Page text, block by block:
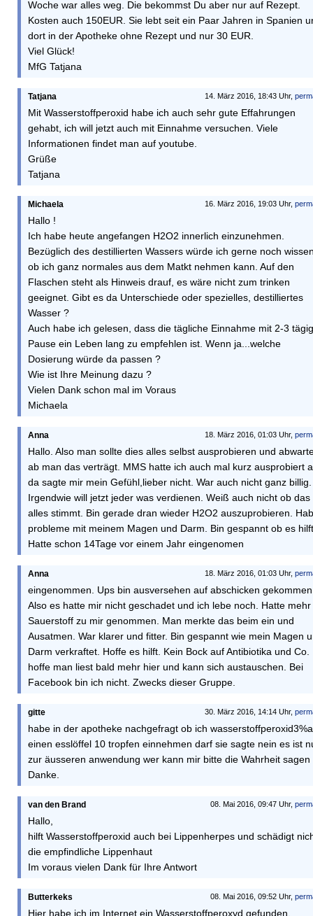
Woche war alles weg. Die bekommst Du aber nur auf Rezept.
Kosten auch 150EUR. Sie lebt seit ein Paar Jahren in Spanien
dort in der Apotheke ohne Rezept und nur 30 EUR.
Viel Glück!
MfG Tatjana
14. März 2016, 18:43 Uhr,
Tatjana
Mit Wasserstoffperoxid habe ich auch sehr gute Effahrungen
gehabt, ich will jetzt auch mit Einnahme versuchen. Viele
Informationen findet man auf youtube.
Grüße
Tatjana
16. März 2016, 19:03 Uhr,
Michaela
Hallo !
Ich habe heute angefangen H2O2 innerlich einzunehmen.
Bezüglich des destillierten Wassers würde ich gerne noch
ob ich ganz normales aus dem Matkt nehmen kann. Auf den
Flaschen steht als Hinweis drauf, es wäre nicht zum trinken
geeignet. Gibt es da Unterschiede oder spezielles, destilliertes
Wasser ?
Auch habe ich gelesen, dass die tägliche Einnahme mit 2-3
Pause ein Leben lang zu empfehlen ist. Wenn ja...welche
Dosierung würde da passen ?
Wie ist Ihre Meinung dazu ?
Vielen Dank schon mal im Voraus
Michaela
18. März 2016, 01:03 Uhr,
Anna
Hallo. Also man sollte dies alles selbst ausprobieren und
ab man das verträgt. MMS hatte ich auch mal kurz ausprobiert
da sagte mir mein Gefühl,lieber nicht. War auch nicht ganz billig.
Irgendwie will jetzt jeder was verdienen. Weiß auch nicht ob das
alles stimmt. Bin gerade dran wieder H2O2 auszuprobieren. Hab
probleme mit meinem Magen und Darm. Bin gespannt ob es
Hatte schon 14Tage vor einem Jahr eingenomen
18. März 2016, 01:03 Uhr,
Anna
eingenommen. Ups bin ausversehen auf abschicken
Also es hatte mir nicht geschadet und ich lebe noch. Hatte mehr
Sauerstoff zu mir genommen. Man merkte das beim ein und
Ausatmen. War klarer und fitter. Bin gespannt wie mein Magen
Darm verkraftet. Hoffe es hilft. Kein Bock auf Antibiotika und Co.
hoffe man liest bald mehr hier und kann sich austauschen. Bei
Facebook bin ich nicht. Zwecks dieser Gruppe.
30. März 2016, 14:14 Uhr,
gitte
habe in der apotheke nachgefragt ob ich
einen esslöffel 10 tropfen einnehmen darf sie sagte nein es ist
zur äusseren anwendung wer kann mir bitte die Wahrheit sagen
Danke.
08. Mai 2016, 09:47 Uhr,
van den Brand
Hallo,
hilft Wasserstoffperoxid auch bei Lippenherpes und schädigt
die empfindliche Lippenhaut
Im voraus vielen Dank für Ihre Antwort
08. Mai 2016, 09:52 Uhr,
Butterkeks
Hier habe ich im Internet ein Wasserstoffperoxyd gefunden,